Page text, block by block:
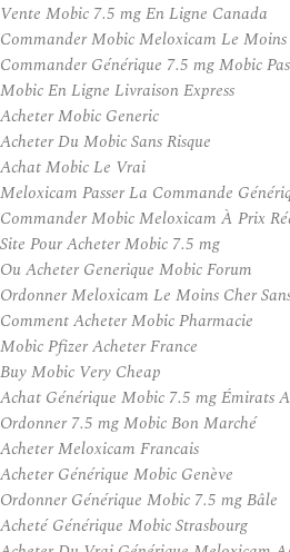
Vente Mobic 7.5 mg En Ligne Canada
Commander Mobic Meloxicam Le
Commander Générique 7.5 mg Mobic
Mobic En Ligne Livraison Express
Acheter Mobic Generic
Acheter Du Mobic Sans Risque
Achat Mobic Le Vrai
Meloxicam Passer La Commande
Commander Mobic Meloxicam À Prix
Site Pour Acheter Mobic 7.5 mg
Ou Acheter Generique Mobic Forum
Ordonner Meloxicam Le Moins Cher
Comment Acheter Mobic Pharmacie
Mobic Pfizer Acheter France
Buy Mobic Very Cheap
Achat Générique Mobic 7.5 mg Émirats
Ordonner 7.5 mg Mobic Bon Marché
Acheter Meloxicam Francais
Acheter Générique Mobic Genève
Ordonner Générique Mobic 7.5 mg Bâle
Acheté Générique Mobic Strasbourg